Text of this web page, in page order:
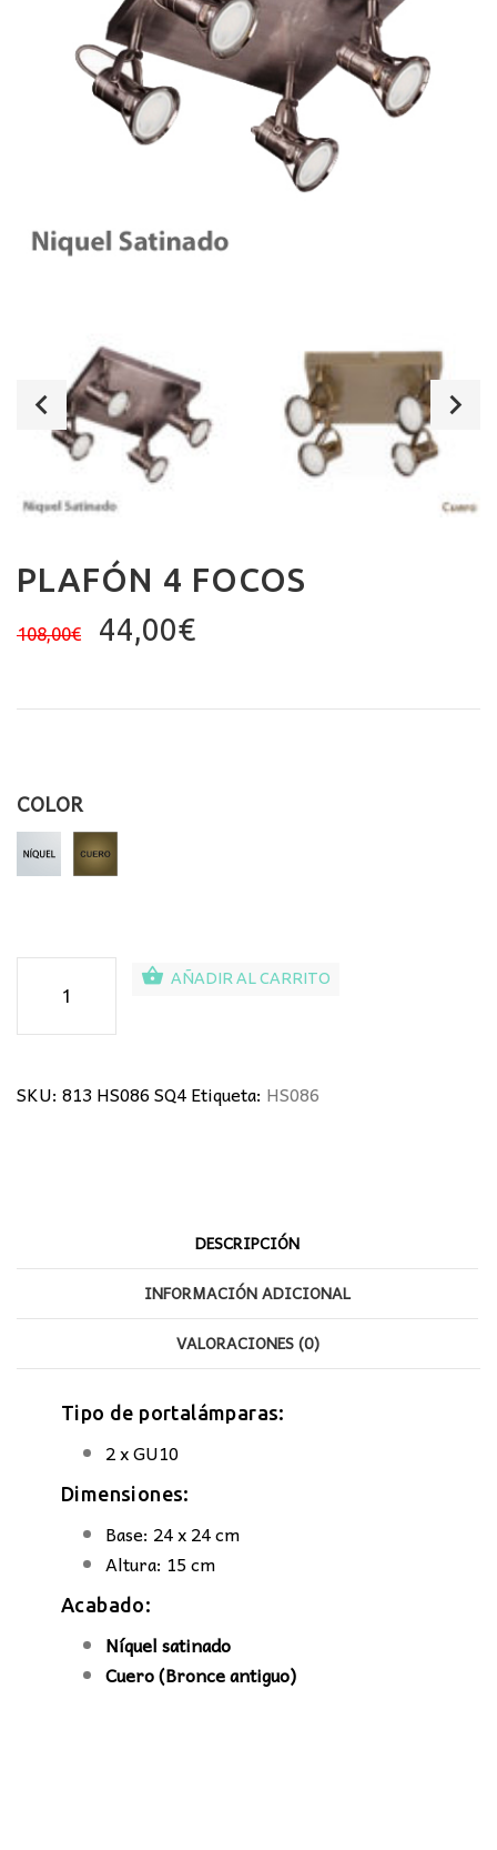
PLAFÓN 4 FOCOS
108,00€
El
era:
44,00€El
es:
COLOR
focos
AÑADIR AL CARRITO
SKU: 813 HS086 SQ4Etiqueta: HS086
DESCRIPCIÓN
INFORMACIÓN ADICIONAL
VALORACIONES (0)
Tipo de portalámparas:
2 x GU10
Dimensiones:
Base: 24 x 24 cm
Altura: 15 cm
Acabado:
Níquel satinado
Cuero (Bronce antiguo)